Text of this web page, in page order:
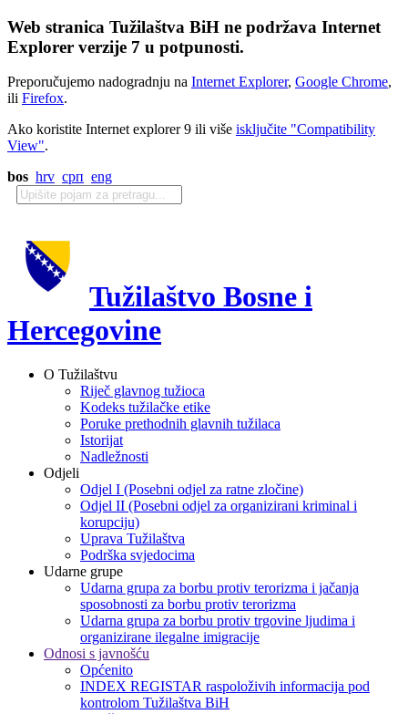
Web stranica Tužilaštva BiH ne podržava Internet
Explorer verzije 7 u potpunosti.
Preporučujemo nadogradnju na Internet Explorer, Google Chrome,
ili Firefox.
Ako koristite Internet explorer 9 ili više isključite "Compatibility
View".
bos hrv срп eng
Tužilaštvo Bosne i
Hercegovine
O Tužilaštvu
Riječ glavnog tužioca
Kodeks tužilačke etike
Poruke prethodnih glavnih tužilaca
Istorijat
Nadležnosti
Odjeli
Odjel I (Posebni odjel za ratne zločine)
Odjel II (Posebni odjel za organizirani kriminal i
korupciju)
Uprava Tužilaštva
Podrška svjedocima
Udarne grupe
Udarna grupa za borbu protiv terorizma i jačanja
sposobnosti za borbu protiv terorizma
Udarna grupa za borbu protiv trgovine ljudima i
organizirane ilegalne imigracije
Odnosi s javnošću
Općenito
INDEX REGISTAR raspoloživih informacija pod
kontrolom Tužilaštva BiH